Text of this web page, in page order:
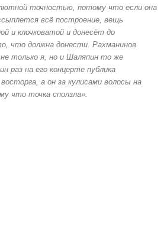
точностью, потому что если она
всё построение, вещь
и клочковатой и донесёт до
что должна донести. Рахманинов
только я, но и Шаляпин то же
раз на его концерте публика
а он за кулисами волосы на
что точка сползла».